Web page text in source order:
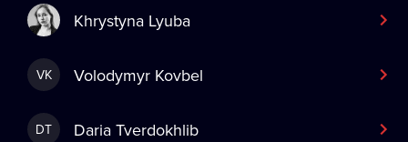
Khrystyna Lyuba
VK Volodymyr Kovbel
DT Daria Tverdokhlib